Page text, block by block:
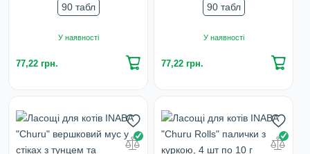
90 табл
У наявності
77,22 грн.
90 табл
У наявності
77,22 грн.